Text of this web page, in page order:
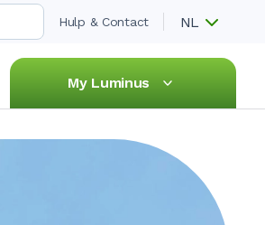
Hulp & Contact NL
My Luminus